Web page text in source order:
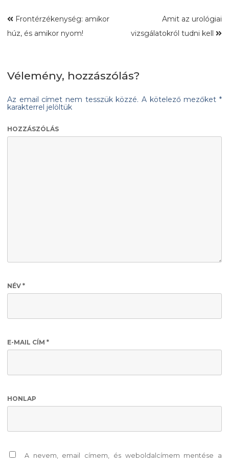
Frontérzékenység: amikor
húz, és amikor nyom!
Amit az urológiai
vizsgálatokról tudni kell
Vélemény, hozzászólás?
Az email címet nem tesszük közzé. A kötelező mezőket*
karakterrel jelöltük
HOZZÁSZÓLÁS
NÉV *
E-MAIL CÍM *
HONLAP
A nevem, email címem, és weboldalcímem mentése a